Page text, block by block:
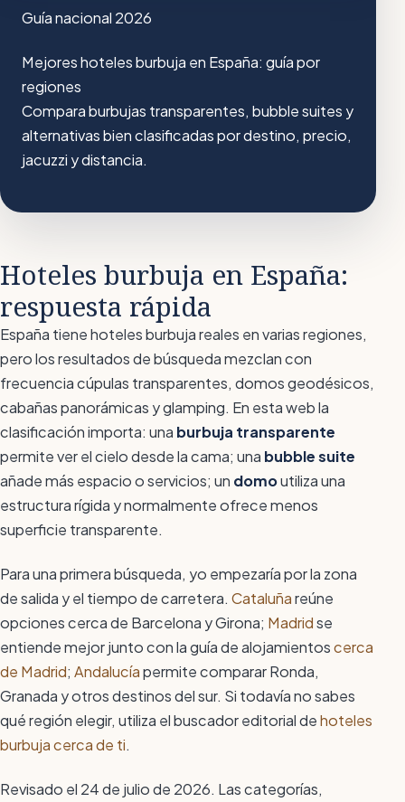
Guía nacional 2026
Mejores hoteles burbuja en España: guía por
regiones
Compara burbujas transparentes, bubble suites y
alternativas bien clasificadas por destino, precio,
jacuzzi y distancia.
Hoteles burbuja en España:
respuesta rápida
España tiene hoteles burbuja reales en varias regiones,
pero los resultados de búsqueda mezclan con
frecuencia cúpulas transparentes, domos geodésicos,
cabañas panorámicas y glamping. En esta web la
clasificación importa: una burbuja transparente
permite ver el cielo desde la cama; una bubble suite
añade más espacio o servicios; un domoutiliza una
estructura rígida y normalmente ofrece menos
superficie transparente.
Para una primera búsqueda, yo empezaría por la zona
de salida y el tiempo de carretera. Cataluñareúne
opciones cerca de Barcelona y Girona; Madridse
entiende mejor junto con la guía de alojamientoscerca
de Madrid; Andalucíapermite comparar Ronda,
Granada y otros destinos del sur. Si todavía no sabes
qué región elegir, utiliza el buscador editorial dehoteles
burbuja cerca de ti.
Revisado el 24 de julio de 2026. Las categorías,